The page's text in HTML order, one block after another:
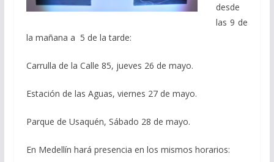
desde
las 9 de
la mañana a 5 de la tarde:
Carrulla de la Calle 85, jueves 26 de mayo.
Estación de las Aguas, viernes 27 de mayo.
Parque de Usaquén, Sábado 28 de mayo.
En Medellín hará presencia en los mismos horarios: